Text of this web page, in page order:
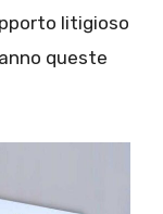
litigioso
queste